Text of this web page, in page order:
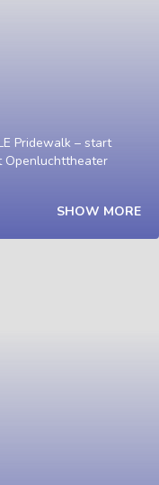
Pridewalk – start
Openluchttheater
SHOW MORE